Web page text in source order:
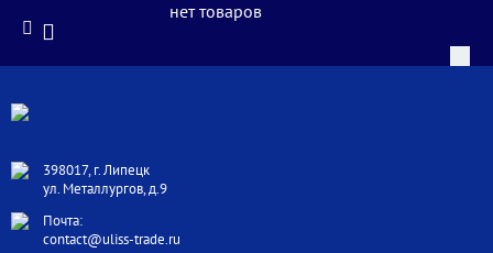
398017, г. Липецк
ул. Металлургов, д.9
Почта:
contact@uliss-trade.ru
нет товаров